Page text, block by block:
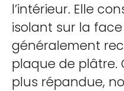
l’intérieur. Elle
isolant sur la
généralement
plaque de plâtre.
plus répandue,